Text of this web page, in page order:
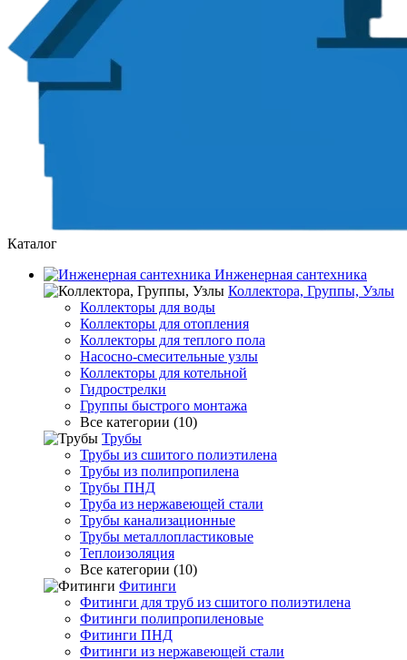
Каталог
Инженерная сантехника
Коллектора, Группы, Узлы
Коллекторы для воды
Коллекторы для отопления
Коллекторы для теплого пола
Насосно-смесительные узлы
Коллекторы для котельной
Гидрострелки
Группы быстрого монтажа
Все категории (10)
Трубы
Трубы из сшитого полиэтилена
Трубы из полипропилена
Трубы ПНД
Труба из нержавеющей стали
Трубы канализационные
Трубы металлопластиковые
Теплоизоляция
Все категории (10)
Фитинги
Фитинги для труб из сшитого полиэтилена
Фитинги полипропиленовые
Фитинги ПНД
Фитинги из нержавеющей стали